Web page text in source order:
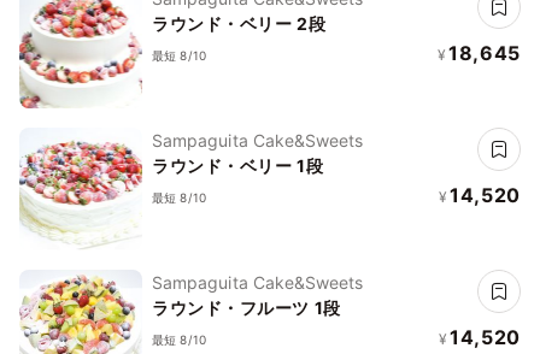
ラウンド・ベリー 2段
最短 8/10 ¥ 18,645
Sampaguita Cake&Sweets
ラウンド・ベリー 1段
最短 8/10 ¥ 14,520
Sampaguita Cake&Sweets
ラウンド・フルーツ 1段
最短 8/10 ¥ 14,520